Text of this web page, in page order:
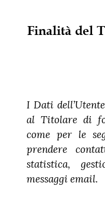
Finalità del
I Dati
al Titolare di
come per le
prendere
statistica,
messaggi email.